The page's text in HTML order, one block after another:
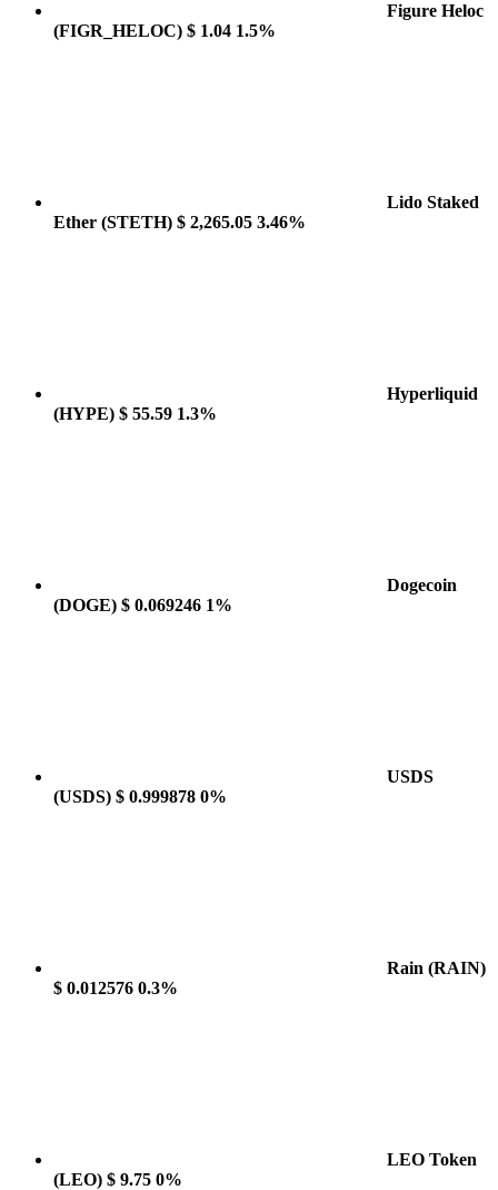
Figure Heloc
(FIGR_HELOC) $ 1.04 1.5%
Lido Staked
Ether (STETH) $ 2,265.05 3.46%
Hyperliquid
(HYPE) $ 55.59 1.3%
Dogecoin
(DOGE) $ 0.069246 1%
USDS
(USDS) $ 0.999878 0%
Rain (RAIN)
$ 0.012576 0.3%
LEO Token
(LEO) $ 9.75 0%